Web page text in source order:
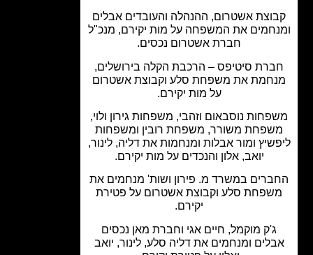
אשטרום, ההנהלה והעובדים אבלים
את המשפחה על מות יקירם, מנכ"ל
חברת אשטרום נכסים.
סיטיפס – הרכבת הקלה בירושלים,
את משפחת סלע וקבוצת אשטרום
על מות יקירם.
נוסבאום וזהבי, משפחות גירון ולוי,
משורר, משפחת רובין ומשפחות
ומור אבלות ומנחמות את דליה, לינור,
יואב, אלון והנכדים על מות יקירם.
במשרד מ. פירון ושות' מנחמים את
סלע וקבוצת אשטרום על פטירת
ג'ק מוקמל, חיים אגי וחברת מאן נכסים
ומנחמים את דליה סלע, לינור, יואב